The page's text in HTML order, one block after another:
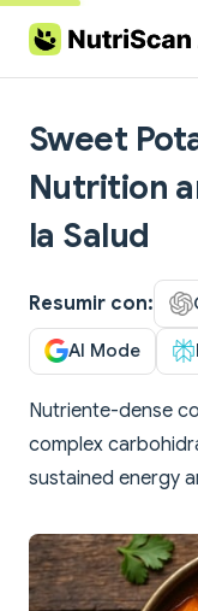
Skip to content
Sweet
Nutrition
la Salud
Resumir con:
AI Mode
Nutriente-dense
complex
sustained energy